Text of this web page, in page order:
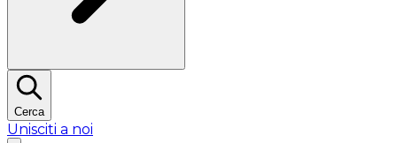
Cerca
Unisciti a noi